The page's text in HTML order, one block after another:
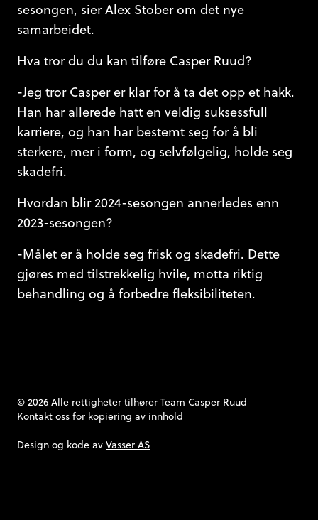
sesongen, sier Alex Stober om det nye
samarbeidet.
Hva tror du du kan tilføre Casper Ruud?
-Jeg tror Casper er klar for å ta det opp et hakk.
Han har allerede hatt en veldig suksessfull
karriere, og han har bestemt seg for å bli
sterkere, mer i form, og selvfølgelig, holde seg
skadefri.
Hvordan blir 2024-sesongen annerledes enn
2023-sesongen?
-Målet er å holde seg frisk og skadefri. Dette
gjøres med tilstrekkelig hvile, motta riktig
behandling og å forbedre fleksibiliteten.
© 2026 Alle rettigheter tilhører Team Casper Ruud
Kontakt oss for kopiering av innhold
Design og kode av Vasser AS